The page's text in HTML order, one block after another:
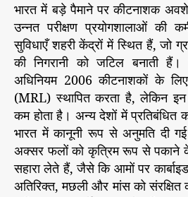
भारत में बड़े पैमाने पर कीटनाशक
उन्नत परीक्षण प्रयोगशालाओं की
सुविधाएँ शहरी केंद्रों में स्थित हैं, जो
की निगरानी को जटिल बनाती
अधिनियम 2006 कीटनाशकों के
(MRL) स्थापित करता है, लेकिन
कम होता है। अन्य देशों में प्रतिबंधित
भारत में कानूनी रूप से अनुमति दी
अक्सर फलों को कृत्रिम रूप से पकाने
सहारा लेते हैं, जैसे कि आमों पर
अतिरिक्त, मछली और मांस को